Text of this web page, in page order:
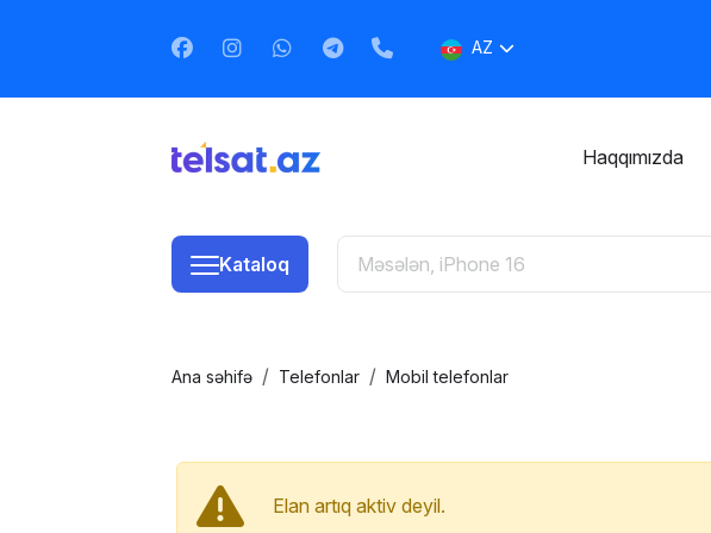
AZ
Haqqımızda
Kataloq
Ana səhifə Telefonlar Mobil telefonlar
Elan artıq aktiv deyil.